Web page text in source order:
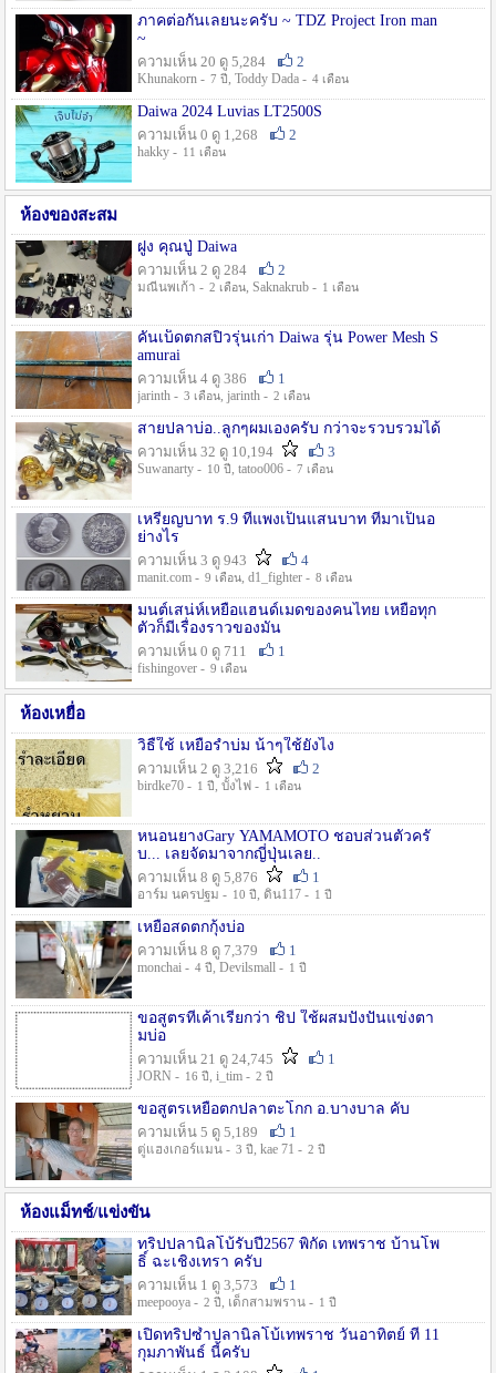
ภาคต่อกันเลยนะครับ ~ TDZ Project Iron man
~
ความเห็น 20 ดู 5,284
2
Khunakorn - 7 ปี , Toddy Dada - 4 เดือน
Daiwa 2024 Luvias LT2500S
ความเห็น 0 ดู 1,268
2
hakky - 11 เดือน
ห้องของสะสม
ฝูง คุณปู่ Daiwa
ความเห็น 2 ดู 284
2
มณีนพเก้า - 2 เดือน, Saknakrub - 1 เดือน
คันเบ็ดตกสปิ๋วรุ่นเก่า Daiwa รุ่น Power Mesh S
amurai
ความเห็น 4 ดู 386
1
jarinth - 3 เดือน, jarinth - 2 เดือน
สายปลาบ่อ..ลูกๆผมเองครับ กว่าจะรวบรวมได้
ความเห็น 32 ดู 10,194
3
Suwanarty - 10 ปี , tatoo006 - 7 เดือน
เหรียญบาท ร.9 ที่แพงเป็นแสนบาท ที่มาเป็นอ
ย่างไร
ความเห็น 3 ดู 943
4
manit.com - 9 เดือน, d1_fighter - 8 เดือน
มนต์เสน่ห์เหยื่อแฮนด์เมดของคนไทย เหยื่อทุก
ตัวก็มีเรื่องราวของมัน
ความเห็น 0 ดู 711
1
fishingover - 9 เดือน
ห้องเหยื่อ
วิธืใช้ เหยื่อรำบ่ม น้าๆใช้ยังไง
ความเห็น 2 ดู 3,216
2
birdke70 - 1 ปี , บั้งไฟ - 1 เดือน
หนอนยางGary YAMAMOTO ชอบส่วนตัวครั
บ... เลยจัดมาจากญี่ปุ่นเลย..
ความเห็น 8 ดู 5,876
1
อาร์ม นครปฐม - 10 ปี , ดิน117 - 1 ปี
เหยื่อสดตกกุ้งบ่อ
ความเห็น 8 ดู 7,379
1
monchai - 4 ปี , Devilsmall - 1 ปี
ขอสูตรที่เค้าเรียกว่า ชิป ใช้ผสมปังปั่นแข่งตา
มบ่อ
ความเห็น 21 ดู 24,745
1
JORN - 16 ปี , i_tim - 2 ปี
ขอสูตรเหยื่อตกปลาตะโกก อ.บางบาล คับ
ความเห็น 5 ดู 5,189
1
ตู่แฮงเกอร์แมน - 3 ปี , kae 71 - 2 ปี
ห้องแม็ทช์/แข่งขัน
ทริปปลานิลโบ้รับปี2567 พิกัด เทพราช บ้านโพ
ธิ์ ฉะเชิงเทรา ครับ
ความเห็น 1 ดู 3,573
1
meepooya - 2 ปี , เด็กสามพราน - 1 ปี
เปิดทริปซ้ำปลานิลโบ้เทพราช วันอาทิตย์ ที่ 11
กุมภาพันธ์ นี้ครับ